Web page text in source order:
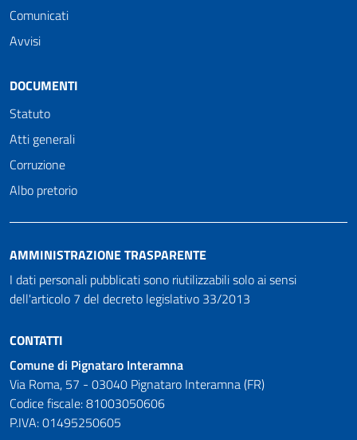
Comunicati
Avvisi
DOCUMENTI
Statuto
Atti generali
Corruzione
Albo pretorio
AMMINISTRAZIONE TRASPARENTE
I dati personali pubblicati sono riutilizzabili solo ai sensi
dell'articolo 7 del decreto legislativo 33/2013
CONTATTI
Comune di Pignataro Interamna
Via Roma, 57 - 03040 Pignataro Interamna (FR)
Codice fiscale: 81003050606
P.IVA: 01495250605